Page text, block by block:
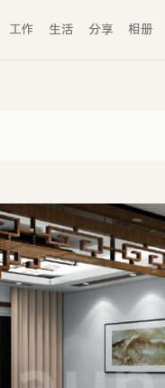
工作 生活 分享 相册